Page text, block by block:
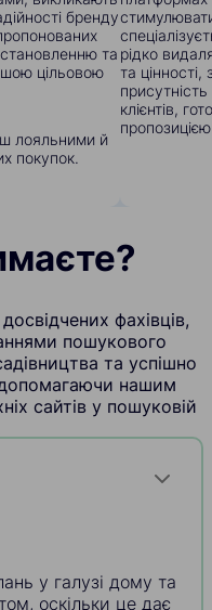
бренду
та
цільовою
лояльними й
покупок.
рідко
та
клієнтів,
фахівців,
пошукового
та успішно
допомагаючи нашим
сайтів у пошуковій
у галузі дому та
оскільки це дає